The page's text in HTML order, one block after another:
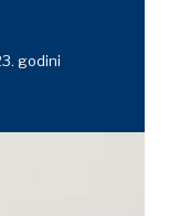
godini